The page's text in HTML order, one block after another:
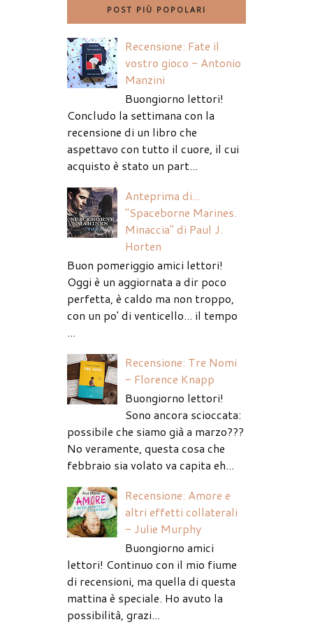
POST PIÙ POPOLARI
Recensione: Fate il
vostro gioco - Antonio
Manzini
Buongiorno lettori!
Concludo la settimana con la
recensione di un libro che
aspettavo con tutto il cuore, il cui
acquisto è stato un part...
Anteprima di...
"Spaceborne Marines.
Minaccia" di Paul J.
Horten
Buon pomeriggio amici lettori!
Oggi è un aggiornata a dir poco
perfetta, è caldo ma non troppo,
con un po' di venticello... il tempo
...
Recensione: Tre Nomi
- Florence Knapp
Buongiorno lettori!
Sono ancora scioccata:
possibile che siamo già a marzo???
No veramente, questa cosa che
febbraio sia volato va capita eh...
Recensione: Amore e
altri effetti collaterali
- Julie Murphy
Buongiorno amici
lettori! Continuo con il mio fiume
di recensioni, ma quella di questa
mattina è speciale. Ho avuto la
possibilità, grazi...